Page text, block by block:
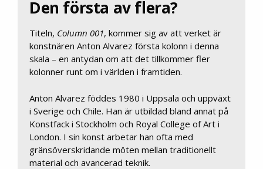
Den första av flera?
Titeln, Column 001, kommer sig av att verket är
konstnären Anton Alvarez första kolonn i denna
skala – en antydan om att det tillkommer fler
kolonner runt om i världen i framtiden.
Anton Alvarez föddes 1980 i Uppsala och uppväxt
i Sverige och Chile. Han är utbildad bland annat på
Konstfack i Stockholm och Royal College of Art i
London. I sin konst arbetar han ofta med
gränsöverskridande möten mellan traditionellt
material och avancerad teknik.